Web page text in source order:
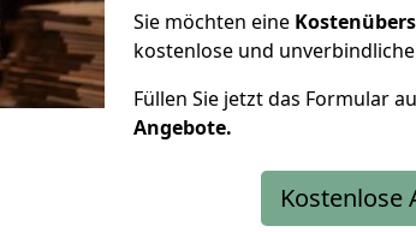
Sie möchten eine
kostenlose und
Füllen Sie jetzt das Formular
Angebote.
Kostenlose